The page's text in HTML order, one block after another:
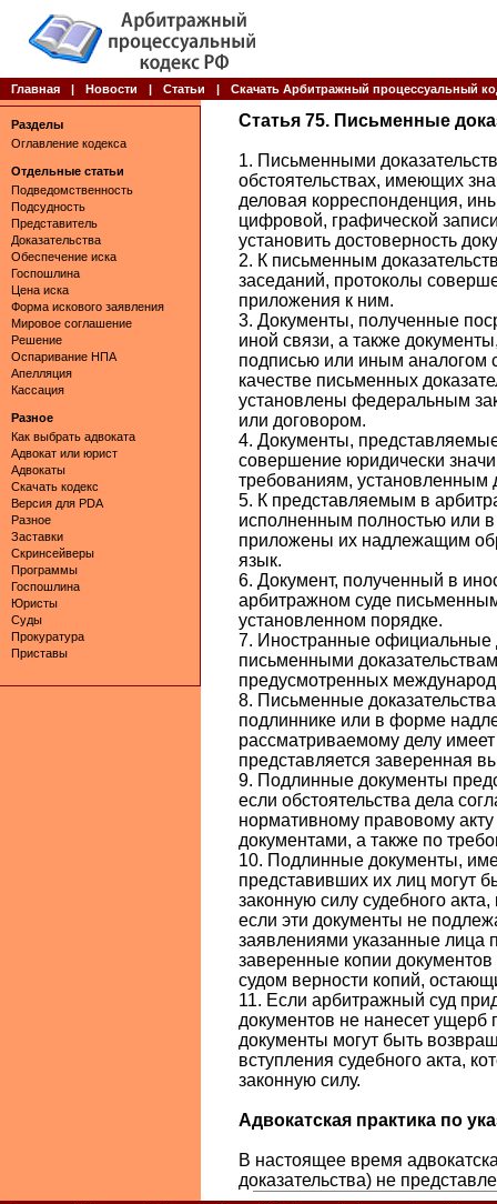
Главная | Новости | Статьи | Скачать Арбитражный процессуальный
Разделы
Оглавление кодекса
Отдельные статьи
Подведомственность
Подсудность
Представитель
Доказательства
Обеспечение иска
Госпошлина
Цена иска
Форма искового заявления
Мировое соглашение
Решение
Оспаривание НПА
Апелляция
Кассация
Разное
Как выбрать адвоката
Адвокат или юрист
Адвокаты
Скачать кодекс
Версия для PDA
Разное
Заставки
Скринсейверы
Программы
Госпошлина
Юристы
Суды
Прокуратура
Приставы
Статья 75. Письменные
1. Письменными
обстоятельствах, имеющих
деловая корреспонденция,
цифровой, графической
установить достоверность
2. К письменным
заседаний, протоколы
приложения к ним.
3. Документы, полученные
иной связи, а также
подписью или иным аналогом
качестве письменных
установлены федеральным
или договором.
4. Документы,
совершение юридически
требованиям, установленным
5. К представляемым в
исполненным полностью или
приложены их надлежащим
язык.
6. Документ, полученный в
арбитражном суде
установленном порядке.
7. Иностранные официальные
письменными
предусмотренных
8. Письменные
подлиннике или в форме
рассматриваемому делу
представляется заверенная
9. Подлинные документы
если обстоятельства дела
нормативному правовому
документами, а также по
10. Подлинные документы,
представивших их лиц могут
законную силу судебного
если эти документы не
заявлениями указанные
заверенные копии документов
судом верности копий,
11. Если арбитражный суд
документов не нанесет
документы могут быть
вступления судебного акта,
законную силу.
Адвокатская практика по
В настоящее время
доказательства) не